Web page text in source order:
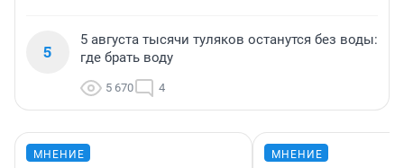
5
5 августа тысячи туляков останутся без воды:
где брать воду
5 670 4
МНЕНИЕ МНЕНИЕ